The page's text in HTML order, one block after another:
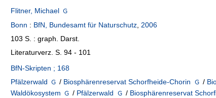
Flitner, Michael
Bonn : BfN, Bundesamt für Naturschutz, 2006
103 S. : graph. Darst.
Literaturverz. S. 94 - 101
BfN-Skripten ; 168
Pfälzerwald / Biosphärenreservat Schorfheide-Chorin /
Waldökosystem
/ Pfälzerwald / Biosphärenreservat